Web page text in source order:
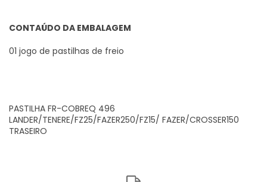
CONTAÚDO DA EMBALAGEM
01 jogo de pastilhas de freio
PASTILHA FR-COBREQ 496
LANDER/TENERE/FZ25/FAZER250/FZ15/ FAZER/CROSSER150
TRASEIRO